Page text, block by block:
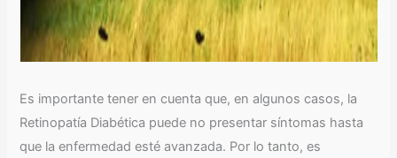
Es importante tener en cuenta que, en algunos casos, la
Retinopatía Diabética puede no presentar síntomas hasta
que la enfermedad esté avanzada. Por lo tanto, es